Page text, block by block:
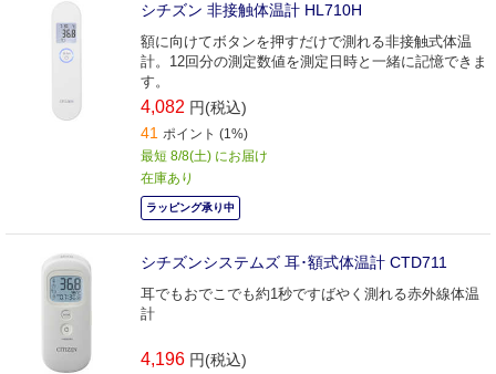
シチズン 非接触体温計 HL710H
額に向けてボタンを押すだけで測れる非接触式体温
計。12回分の測定数値を測定日時と一緒に記憶できま
す。
4,082 円(税込)
41 ポイント (1%)
最短 8/8(土) にお届け
在庫あり
ラッピング承り中
シチズンシステムズ 耳･額式体温計 CTD711
耳でもおでこでも約1秒ですばやく測れる赤外線体温
計
4,196 円(税込)